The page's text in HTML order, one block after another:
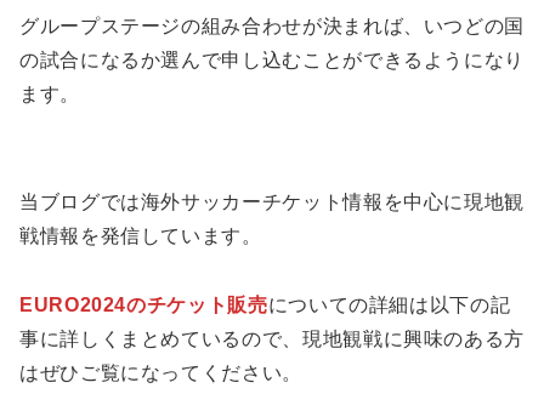
グループステージの組み合わせが決まれば、いつどの国
の試合になるか選んで申し込むことができるようになり
ます。
当ブログでは海外サッカーチケット情報を中心に現地観
戦情報を発信しています。
EURO2024のチケット販売についての詳細は以下の記
事に詳しくまとめているので、現地観戦に興味のある方
はぜひご覧になってください。